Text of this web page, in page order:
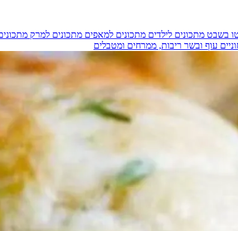
בשבט מתכונים לילדים מתכונים למאפים מתכונים למרק
עוף ובשר ריבות, ממרחים ומטבלים